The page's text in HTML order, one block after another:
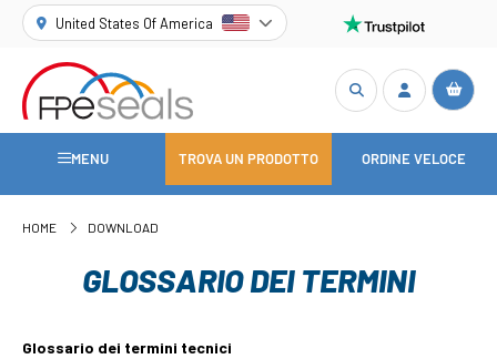
United States Of America
MENU TROVA UN PRODOTTO ORDINE VELOCE
HOME DOWNLOAD
GLOSSARIO DEI TERMINI
Glossario dei termini tecnici